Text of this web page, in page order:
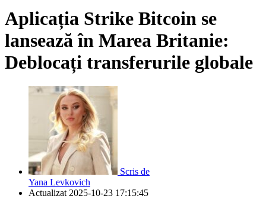
Aplicația Strike Bitcoin se
lansează în Marea Britanie:
Deblocați transferurile globale
Scris de
Yana Levkovich
Actualizat 2025-10-23 17:15:45